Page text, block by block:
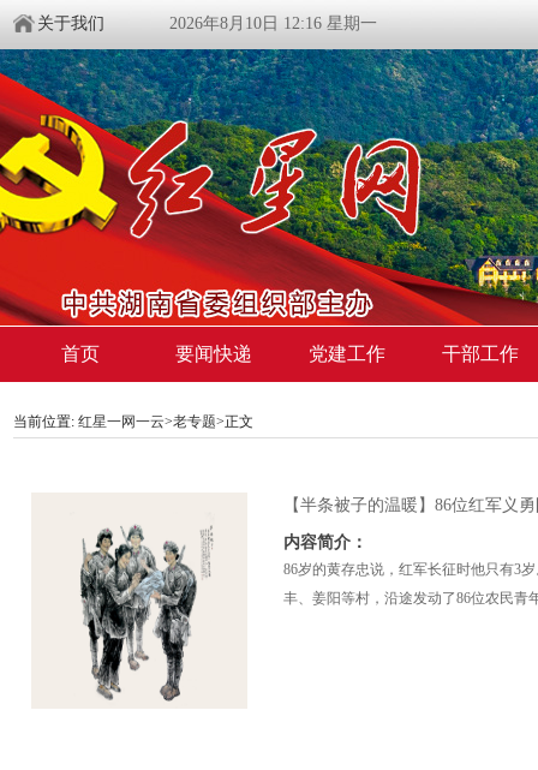
关于我们 2026年8月10日 12:16 星期一
首页 要闻快递 党建工作 干部工作
当前位置: 红星一网一云>老专题>正文
【半条被子的温暖】86位红军义
内容简介：
86岁的黄存忠说，红军长征时他只有3
丰、姜阳等村，沿途发动了86位农民青